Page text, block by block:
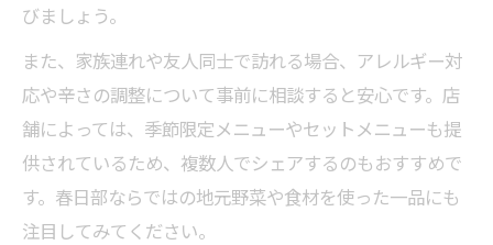
びましょう。
また、家族連れや友人同士で訪れる場合、アレルギー対
応や辛さの調整について事前に相談すると安心です。店
舗によっては、季節限定メニューやセットメニューも提
供されているため、複数人でシェアするのもおすすめで
す。春日部ならではの地元野菜や食材を使った一品にも
注目してみてください。